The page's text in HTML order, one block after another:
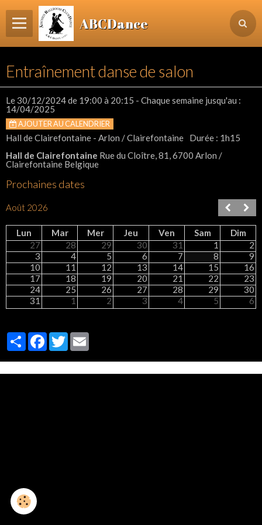
ABCDance
Informations
Agenda Evénements / Cours / Workshops
Inscription & Cours
Contact
Login membre
Entraînement danse de salon
Le 30/12/2024de 19:00 à 20:15 - Chaque semaine jusqu'au :
14/04/2025
AJOUTER AU CALENDRIER
Hall de Clairefontaine - Arlon / Clairefontaine
Durée : 1h15
Hall de Clairefontaine Rue du Cloître, 81, 6700 Arlon /
Clairefontaine Belgique
Prochaines dates
Août 2026
Lun Mar Mer Jeu Ven Sam
Dim
27
28 29 30 31 1
2
3
4 5 6 7 8
9
10
11 12 13 14 15
16
17
18 19 20 21 22
23
24
25 26 27 28 29
30
31
1 2 3 4 5 6
PartagerFacebook
Twitter